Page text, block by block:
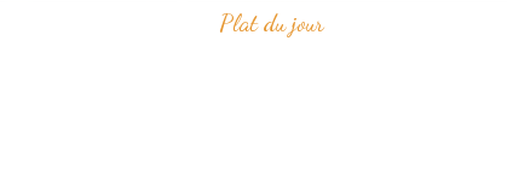
Plat du jour